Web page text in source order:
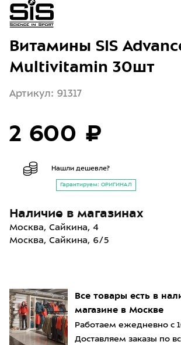
Все товары есть в
магазине в Москве
Работаем ежедневно с
Доставляем заказы по
Витамины SIS
Multivitamin 30шт
Артикул: 91317
2 600 ₽
Нашли дешевле?
Гарантируем: ОРИГИНАЛ
Наличие в магазинах
Москва, Сайкина, 4
Москва, Сайкина, 6/5